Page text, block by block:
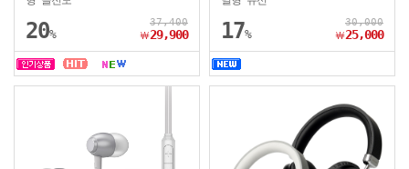
20%
37,400
￦29,900 17%
30,000
￦25,000